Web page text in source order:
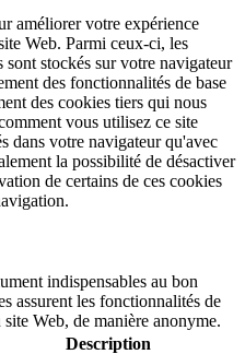
améliorer votre expérience
Web. Parmi ceux-ci, les
sont stockés sur votre navigateur
des fonctionnalités de base
des cookies tiers qui nous
vous utilisez ce site
dans votre navigateur qu'avec
la possibilité de désactiver
de certains de ces cookies
indispensables au bon
assurent les fonctionnalités de
Web, de manière anonyme.
Description